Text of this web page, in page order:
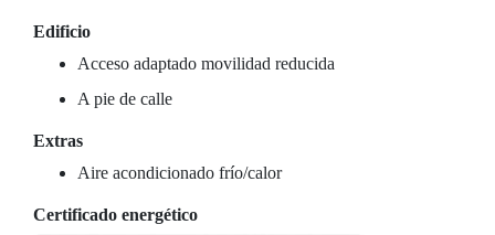
Edificio
Acceso adaptado movilidad reducida
A pie de calle
Extras
Aire acondicionado frío/calor
Certificado energético